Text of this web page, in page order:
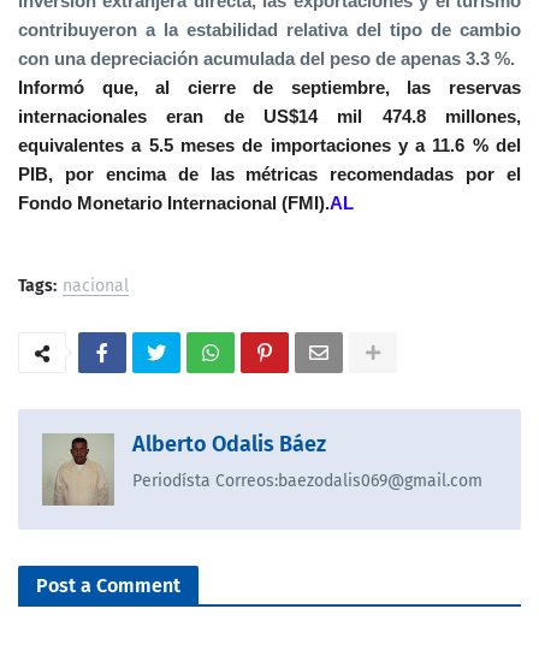
contribuyeron a la estabilidad relativa del tipo de cambio
con una depreciación acumulada del peso de apenas 3.3 %.
Informó que, al cierre de septiembre, las reservas
internacionales eran de US$14 mil 474.8 millones,
equivalentes a 5.5 meses de importaciones y a 11.6 % del
PIB, por encima de las métricas recomendadas por el
Fondo Monetario Internacional (FMI).AL
Tags: nacional
Alberto Odalis Báez
Periodísta Correos:baezodalis069@gmail.com
Post a Comment